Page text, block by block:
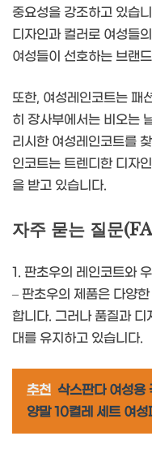
중요성을 강조하고 있습
디자인과 컬러로 여성들
여성들이 선호하는 브랜
또한, 여성레인코트는 패
히 장사부에서는 비오는
리시한 여성레인코트를
인코트는 트렌디한 디자
을 받고 있습니다.
자주 묻는 질문
1. 판초우의 레인코트와
– 판초우의 제품은 다양
합니다. 그러나 품질과 디
대를 유지하고 있습니다.
추천 삭스판다 여성용
양말 10켤레 세트 여성